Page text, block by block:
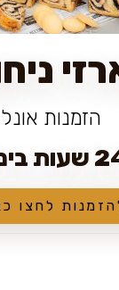
הזמנות
ביממה
לחצו